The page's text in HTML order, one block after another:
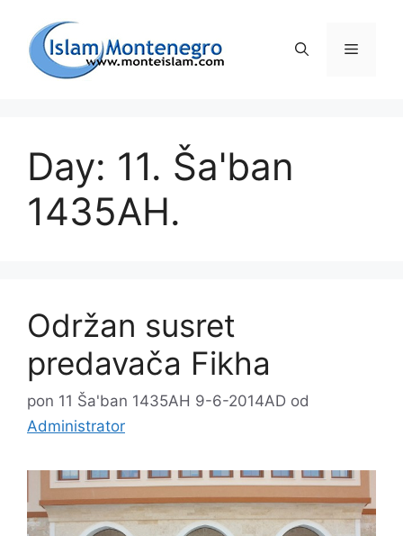
sadržaj
Day: 11. Ša'ban
1435AH.
Održan susret
predavača Fikha
pon 11 Ša'ban 1435AH 9-6-2014AD od
Administrator